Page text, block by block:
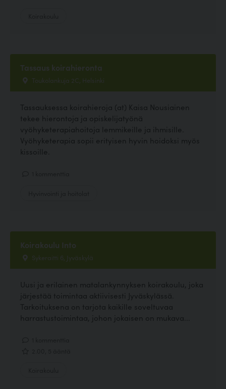
Tassaus koirahieronta
Toukolankuja 2C, Helsinki
Tassauksessa koirahieroja (at) Kaisa Nousiainen
tekee hierontoja ja opiskelijatyönä
vyöhyketerapiahoitoja lemmikeille ja ihmisille.
Vyöhyketerapia sopii erityisen hyvin hoidoksi myös
kissoille.
Koirakoulu Into
Sykeraitti 6, Jyväskylä
Uusi ja erilainen matalankynnyksen koirakoulu, joka
järjestää toimintaa aktiivisesti Jyväskylässä.
Tarkoituksena on tarjota kaikille soveltuvaa
harrastustoimintaa, johon jokaisen on mukava...